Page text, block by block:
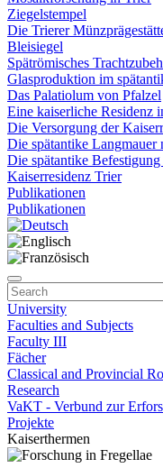
Ziegelstempel
Die Trierer
Bleisiegel
Spätrömisches
Glasproduktion im
Das Palatiolum von Pfalzel
Eine kaiserliche Residenz
Die Versorgung der
Die spätantike
Die spätantike
Kaiserresidenz Trier
Publikationen
Publikationen
University
Faculties and Subjects
Faculty III
Fächer
Classical and Provincial
Research
VaKT - Verbund zur
Projekte
Kaiserthermen